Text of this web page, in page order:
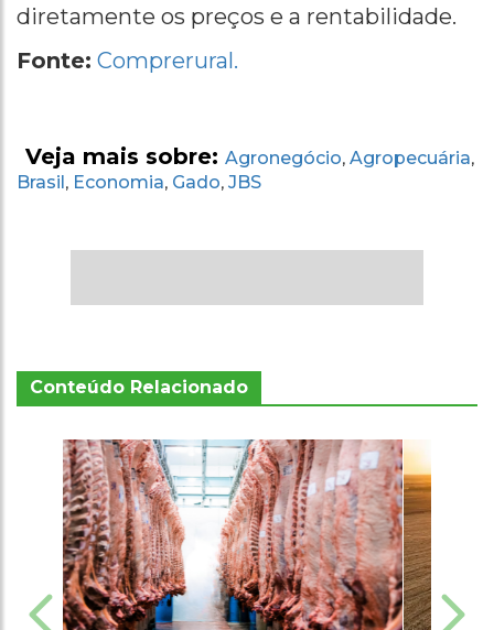
diretamente os preços e a rentabilidade.
Fonte: Comprerural.
Veja mais sobre: Agronegócio, Agropecuária,
Brasil , Economia, Gado, JBS
Conteúdo Relacionado